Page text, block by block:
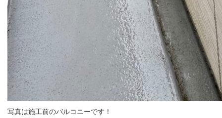
写真は施工前のバルコニーです！